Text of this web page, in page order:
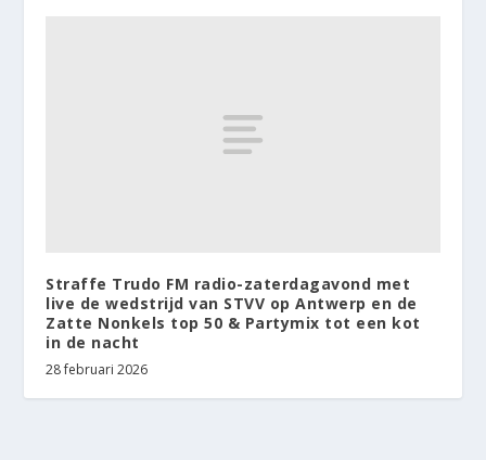
Straffe Trudo FM radio-zaterdagavond met
live de wedstrijd van STVV op Antwerp en de
Zatte Nonkels top 50 & Partymix tot een kot
in de nacht
28 februari 2026